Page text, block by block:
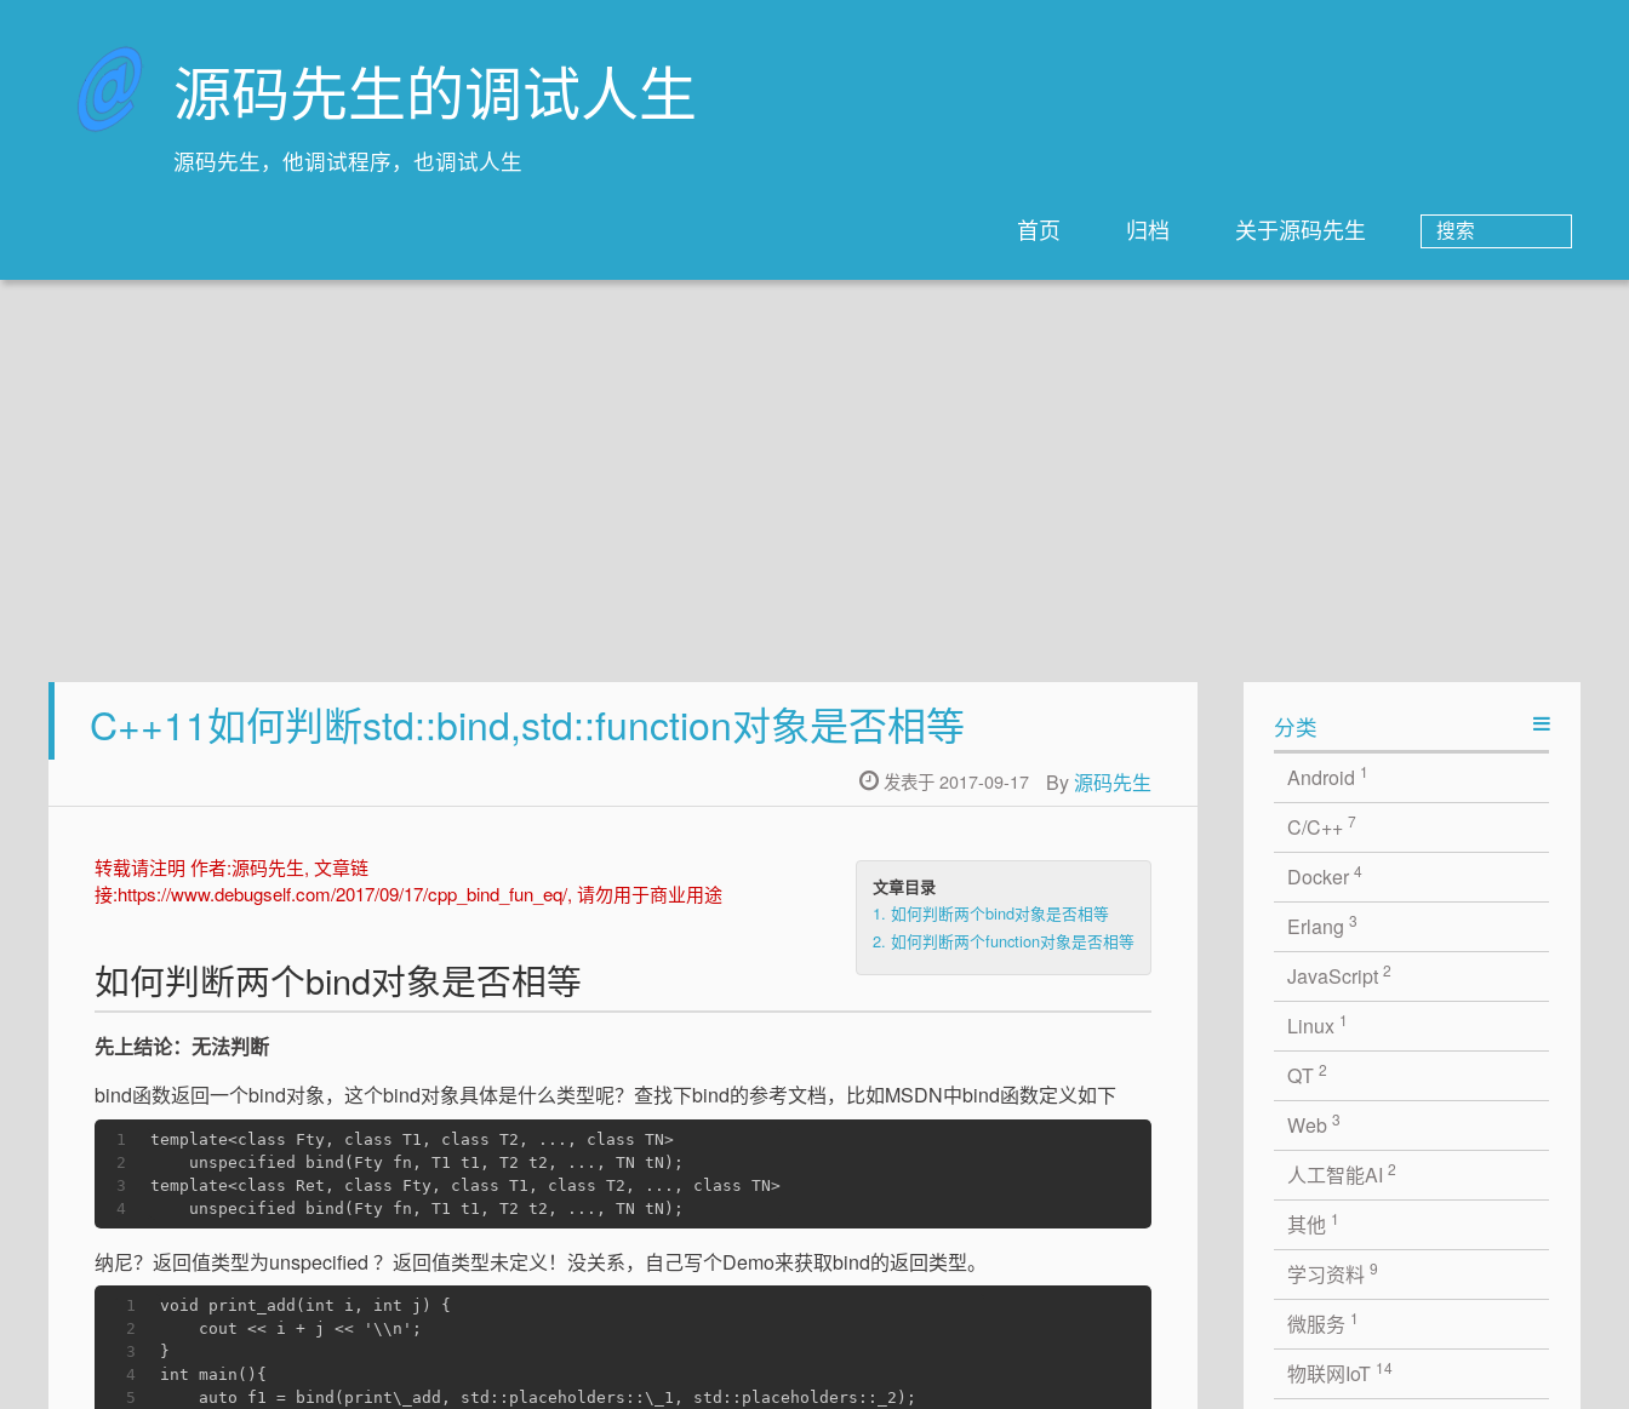
源码先生的调试人生
源码先生，他调试程序，也调试人生
首页 归档 关于源码先生
C++11如何判断std::bind,std::function对象是否相等
By源码先生
发表于 2017-09-17
文章目录
1. 如何判断两个bind对象是否相等
2. 如何判断两个function对象是否相等
转载请注明 作者:源码先生, 文章链
接:https://www.debugself.com/2017/09/17/cpp_bind_fun_eq/, 请勿用于商业用途
如何判断两个bind对象是否相等
先上结论：无法判断
bind函数返回一个bind对象，这个bind对象具体是什么类型呢？查找下bind的参考文档，比如MSDN中bind函数定义如下
1
2
3
4
template<class Fty, class T1, class T2, ..., class TN>
unspecified bind(Fty fn, T1 t1, T2 t2, ..., TN tN);
template<class Ret, class Fty, class T1, class T2, ..., class TN>
unspecified bind(Fty fn, T1 t1, T2 t2, ..., TN tN);
纳尼？返回值类型为unspecified ？返回值类型未定义！没关系，自己写个Demo来获取bind的返回类型。
1
2
3
4
5
void print_add(int i, int j) {
cout << i + j << '\\n';
}
int main(){
auto f1 = bind(print\_add, std::placeholders::\_1, std::placeholders::_2);
分类
Android 1
C/C++ 7
Docker 4
Erlang 3
JavaScript 2
Linux 1
QT 2
Web 3
人工智能AI 2
其他 1
学习资料 9
微服务 1
物联网IoT 14